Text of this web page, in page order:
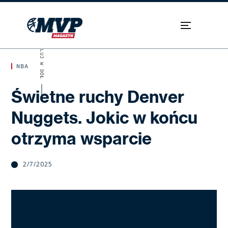
NBA
Świetne ruchy Denver
Nuggets. Jokic w końcu
otrzyma wsparcie
2/7/2025
SKROLUJ W DÓŁ